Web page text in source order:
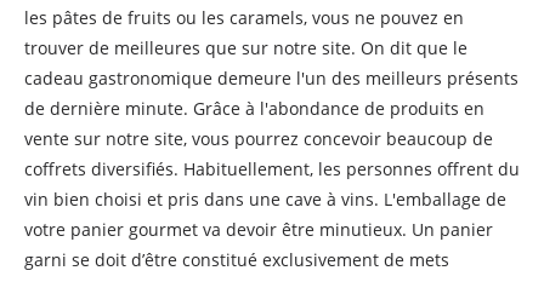
les pâtes de fruits ou les caramels, vous ne pouvez en
trouver de meilleures que sur notre site. On dit que le
cadeau gastronomique demeure l'un des meilleurs présents
de dernière minute. Grâce à l'abondance de produits en
vente sur notre site, vous pourrez concevoir beaucoup de
coffrets diversifiés. Habituellement, les personnes offrent du
vin bien choisi et pris dans une cave à vins. L'emballage de
votre panier gourmet va devoir être minutieux. Un panier
garni se doit d’être constitué exclusivement de mets